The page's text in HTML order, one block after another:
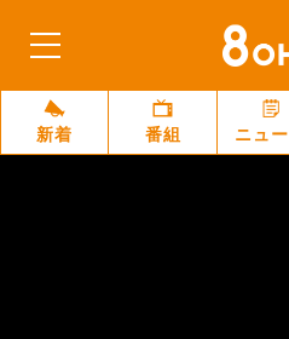
新着 番組 ニュ